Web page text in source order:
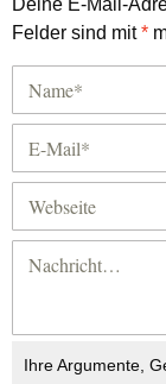
Deine E-Mail-
Felder sind mit*
Ihre Argumente,